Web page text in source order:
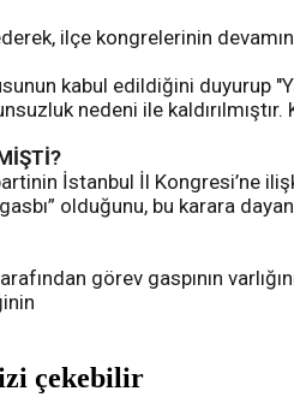
ilçe kongrelerinin
kabul edildiğini duyurup
nedeni ile
İstanbul İl Kongresi’ne
olduğunu, bu karara
görev gaspının
çekebilir